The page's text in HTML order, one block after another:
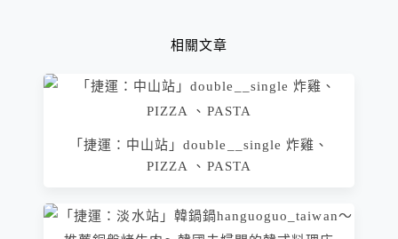
相關文章
「捷運：中山站」double__single 炸雞、
PIZZA 、PASTA